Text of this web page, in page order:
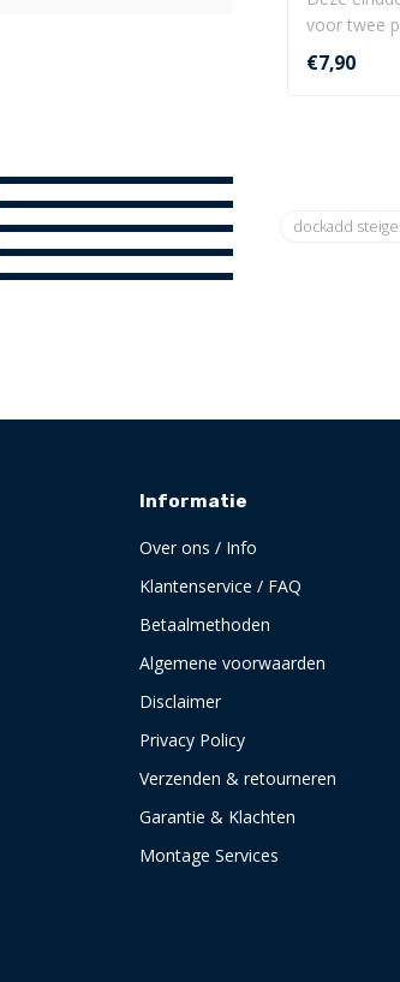
voor twee
en Pro-
€7,90
dockadd
Informatie
Over ons / Info
Klantenservice / FAQ
Betaalmethoden
Algemene voorwaarden
Disclaimer
Privacy Policy
Verzenden & retourneren
Garantie & Klachten
Montage Services